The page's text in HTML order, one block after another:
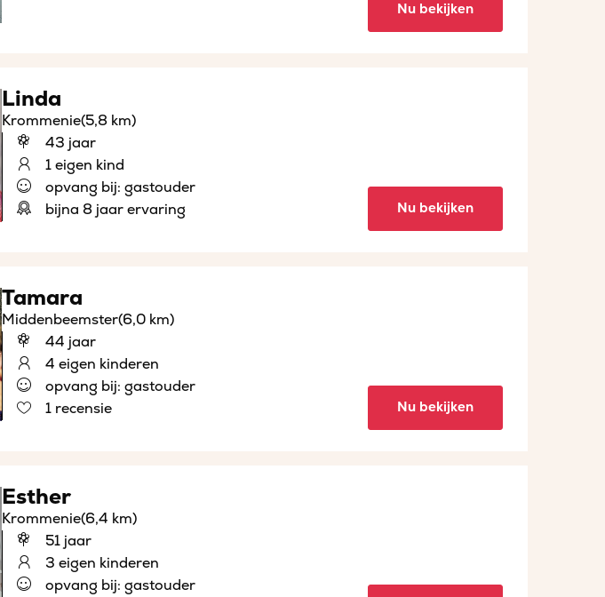
Nu bekijken
Linda
Krommenie(5,8 km)
43 jaar
1 eigen kind
opvang bij: gastouder
bijna 8 jaar ervaring
Nu bekijken
Tamara
Middenbeemster(6,0 km)
44 jaar
4 eigen kinderen
opvang bij: gastouder
1 recensie
Nu bekijken
Esther
Krommenie(6,4 km)
51 jaar
3 eigen kinderen
opvang bij: gastouder